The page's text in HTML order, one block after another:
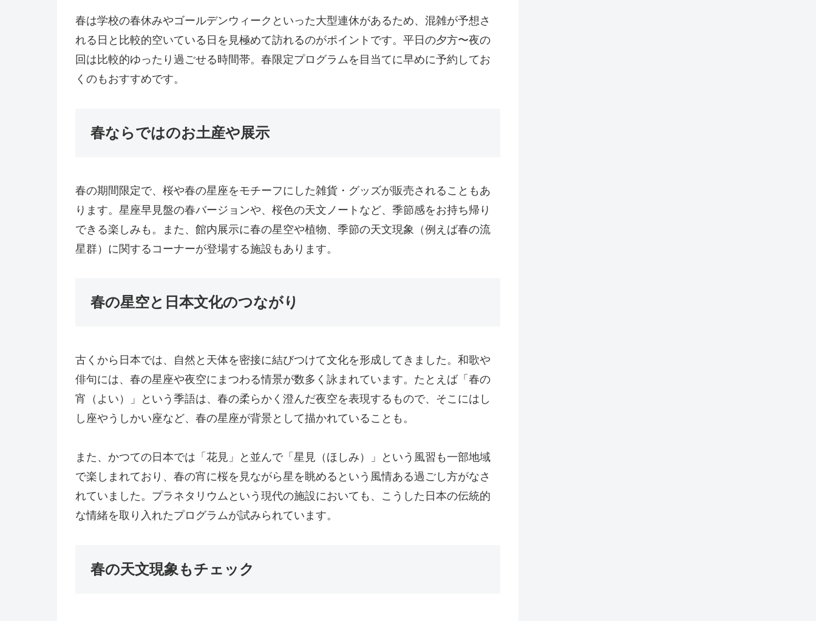
春は学校の春休みやゴールデンウィークといった大型連休があるため、混雑が予想さ
れる日と比較的空いている日を見極めて訪れるのがポイントです。平日の夕方〜夜の
回は比較的ゆったり過ごせる時間帯。春限定プログラムを目当てに早めに予約してお
くのもおすすめです。
春ならではのお土産や展示
春の期間限定で、桜や春の星座をモチーフにした雑貨・グッズが販売されることもあ
ります。星座早見盤の春バージョンや、桜色の天文ノートなど、季節感をお持ち帰り
できる楽しみも。また、館内展示に春の星空や植物、季節の天文現象（例えば春の流
星群）に関するコーナーが登場する施設もあります。
春の星空と日本文化のつながり
古くから日本では、自然と天体を密接に結びつけて文化を形成してきました。和歌や
俳句には、春の星座や夜空にまつわる情景が数多く詠まれています。たとえば「春の
宵（よい）」という季語は、春の柔らかく澄んだ夜空を表現するもので、そこにはし
し座やうしかい座など、春の星座が背景として描かれていることも。
また、かつての日本では「花見」と並んで「星見（ほしみ）」という風習も一部地域
で楽しまれており、春の宵に桜を見ながら星を眺めるという風情ある過ごし方がなさ
れていました。プラネタリウムという現代の施設においても、こうした日本の伝統的
な情緒を取り入れたプログラムが試みられています。
春の天文現象もチェック